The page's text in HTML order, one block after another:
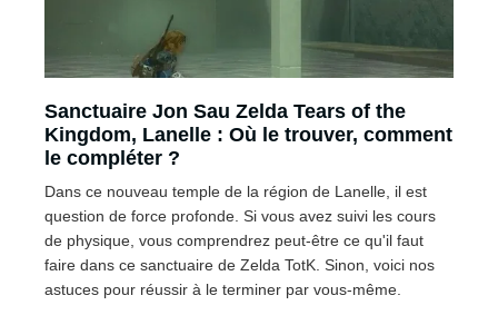
Sanctuaire Jon Sau Zelda Tears of the
Kingdom, Lanelle : Où le trouver, comment
le compléter ?
Dans ce nouveau temple de la région de Lanelle, il est
question de force profonde. Si vous avez suivi les cours
de physique, vous comprendrez peut-être ce qu'il faut
faire dans ce sanctuaire de Zelda TotK. Sinon, voici nos
astuces pour réussir à le terminer par vous-même.